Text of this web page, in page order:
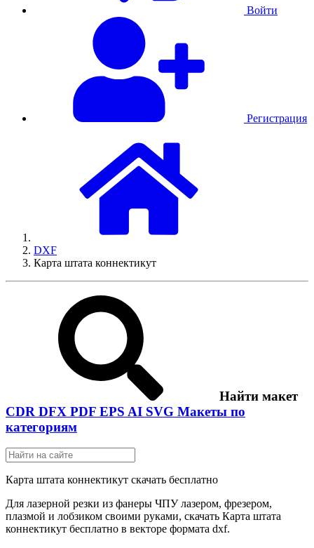
Войти
Регистрация
DXF
Карта штата коннектикут
Найти макет
CDR DFX PDF EPS AI SVG Макеты по
категориям
Карта штата коннектикут скачать бесплатно
Для лазерной резки из фанеры ЧПУ лазером, фрезером,
плазмой и лобзиком своими руками, скачать Карта штата
коннектикут бесплатно в векторе формата dxf.